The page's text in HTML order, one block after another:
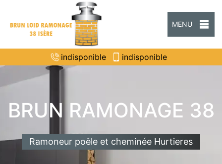
MENU
indisponible indisponible
BRUN RAMONAGE 38
Ramoneur poêle et cheminée Hurtieres